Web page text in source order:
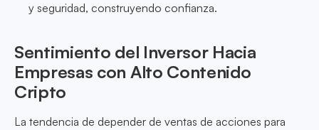
y seguridad, construyendo confianza.
Sentimiento del Inversor Hacia
Empresas con Alto Contenido
Cripto
La tendencia de depender de ventas de acciones para